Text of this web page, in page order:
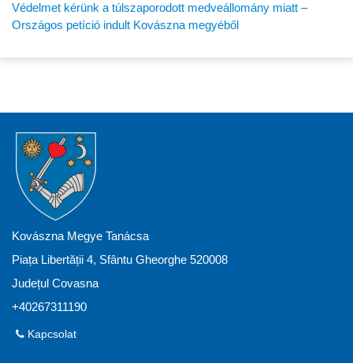
Védelmet kérünk a túlszaporodott medveállomány miatt –
Országos petíció indult Kovászna megyéből
Kovászna Megye Tanácsa
Piața Libertății 4, Sfântu Gheorghe 520008
Județul Covasna
+40267311190
Kapcsolat